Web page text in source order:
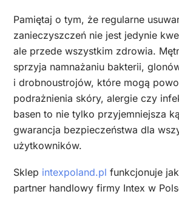
Pamiętaj o tym, że regularne
zanieczyszczeń nie jest jedynie
ale przede wszystkim zdrowia.
sprzyja namnażaniu bakterii,
i drobnoustrojów, które mogą
podrażnienia skóry, alergie czy
basen to nie tylko przyjemniejsza
gwarancja bezpieczeństwa dla
użytkowników.
Sklep intexpoland.pl funkcjonuje
partner handlowy firmy Intex w